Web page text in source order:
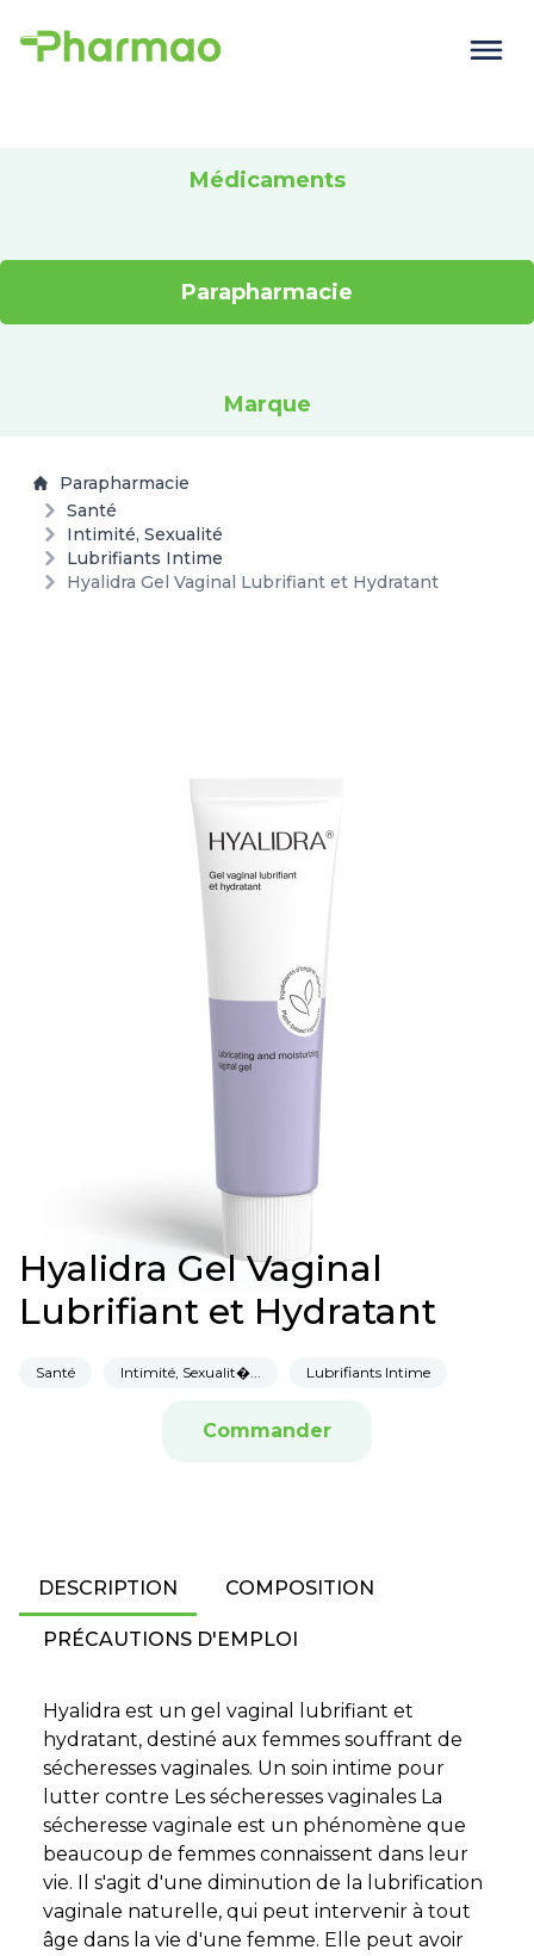
Médicaments
Parapharmacie
Marque
Parapharmacie
Santé
Intimité, Sexualité
Lubrifiants Intime
Hyalidra Gel Vaginal Lubrifiant et Hydratant
Hyalidra Gel Vaginal
Lubrifiant et Hydratant
Santé Intimité, Sexualit�... Lubrifiants Intime
Commander
DESCRIPTION COMPOSITION
PRÉCAUTIONS D'EMPLOI
Hyalidra est un gel vaginal lubrifiant et
hydratant, destiné aux femmes souffrant de
sécheresses vaginales. Un soin intime pour
lutter contre Les sécheresses vaginales La
sécheresse vaginale est un phénomène que
beaucoup de femmes connaissent dans leur
vie. Il s'agit d'une diminution de la lubrification
vaginale naturelle, qui peut intervenir à tout
âge dans la vie d'une femme. Elle peut avoir